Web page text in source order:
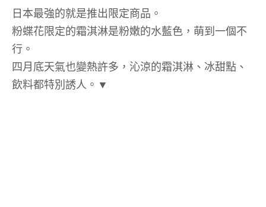
日本最強的就是推出限定商品。
粉蝶花限定的霜淇淋是粉嫩的水藍色，萌到一個不
行。
四月底天氣也變熱許多，沁涼的霜淇淋、冰甜點、
飲料都特別誘人。▼